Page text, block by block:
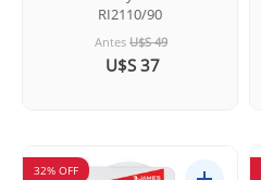
RI2110/90
Antes U$S 49
U$S 37
32% OFF